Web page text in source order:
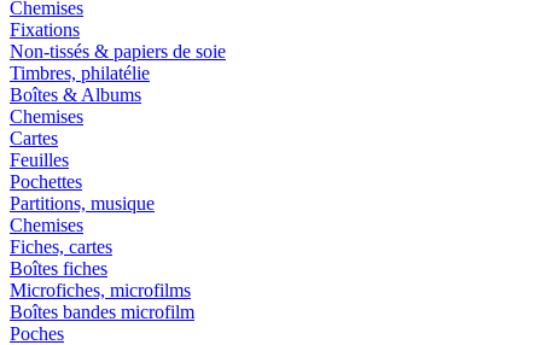
Chemises
Fixations
Non-tissés & papiers de soie
Timbres, philatélie
Boîtes & Albums
Chemises
Cartes
Feuilles
Pochettes
Partitions, musique
Chemises
Fiches, cartes
Boîtes fiches
Microfiches, microfilms
Boîtes bandes microfilm
Poches